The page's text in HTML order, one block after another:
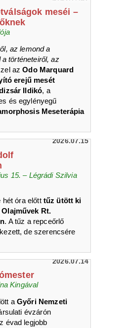
meséi –
az lemond a
történeteiről, az
azOdo Marquard
erejű mesét
Ildikó, a
és egylényegű
Meseterápia
2026.07.15
15. – Légrádi Szilvia
hét óra előtt tűz ütött ki
Rt.
. A tűz a repceőrlő
de szerencsére
2026.07.14
Kingával
aGyőri Nemzeti
évzárón
évad legjobb